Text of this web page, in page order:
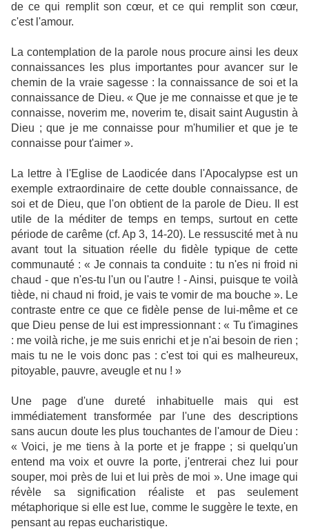
de ce qui remplit son cœur, et ce qui remplit son cœur,
c'est l'amour.
La contemplation de la parole nous procure ainsi les deux
connaissances les plus importantes pour avancer sur le
chemin de la vraie sagesse : la connaissance de soi et la
connaissance de Dieu. « Que je me connaisse et que je te
connaisse, noverim me, noverim te, disait saint Augustin à
Dieu ; que je me connaisse pour m'humilier et que je te
connaisse pour t'aimer ».
La lettre à l'Eglise de Laodicée dans l'Apocalypse est un
exemple extraordinaire de cette double connaissance, de
soi et de Dieu, que l'on obtient de la parole de Dieu. Il est
utile de la méditer de temps en temps, surtout en cette
période de carême (cf. Ap 3, 14-20). Le ressuscité met à nu
avant tout la situation réelle du fidèle typique de cette
communauté : « Je connais ta conduite : tu n'es ni froid ni
chaud - que n'es-tu l'un ou l'autre ! - Ainsi, puisque te voilà
tiède, ni chaud ni froid, je vais te vomir de ma bouche ». Le
contraste entre ce que ce fidèle pense de lui-même et ce
que Dieu pense de lui est impressionnant : « Tu t'imagines
: me voilà riche, je me suis enrichi et je n'ai besoin de rien ;
mais tu ne le vois donc pas : c'est toi qui es malheureux,
pitoyable, pauvre, aveugle et nu ! »
Une page d'une dureté inhabituelle mais qui est
immédiatement transformée par l'une des descriptions
sans aucun doute les plus touchantes de l'amour de Dieu :
« Voici, je me tiens à la porte et je frappe ; si quelqu'un
entend ma voix et ouvre la porte, j'entrerai chez lui pour
souper, moi près de lui et lui près de moi ». Une image qui
révèle sa signification réaliste et pas seulement
métaphorique si elle est lue, comme le suggère le texte, en
pensant au repas eucharistique.